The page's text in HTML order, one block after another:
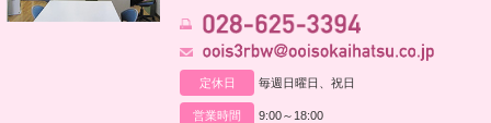
定休日 毎週日曜日、祝日
営業時間 9:00～18:00